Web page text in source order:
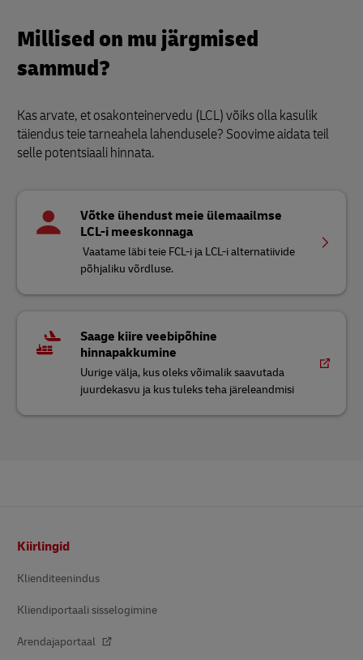
Millised on mu järgmised
sammud?
Kas arvate, et osakonteinervedu (LCL) võiks olla kasulik
täiendus teie tarneahela lahendusele? Soovime aidata teil
selle potentsiaali hinnata.
Võtke ühendust meie ülemaailmse
LCL-i meeskonnaga
Vaatame läbi teie FCL-i ja LCL-i alternatiivide
põhjaliku võrdluse.
Saage kiire veebipõhine
hinnapakkumine
Uurige välja, kus oleks võimalik saavutada
juurdekasvu ja kus tuleks teha järeleandmisi
Kiirlingid
Klienditeenindus
Kliendiportaali sisselogimine
Arendajaportaal